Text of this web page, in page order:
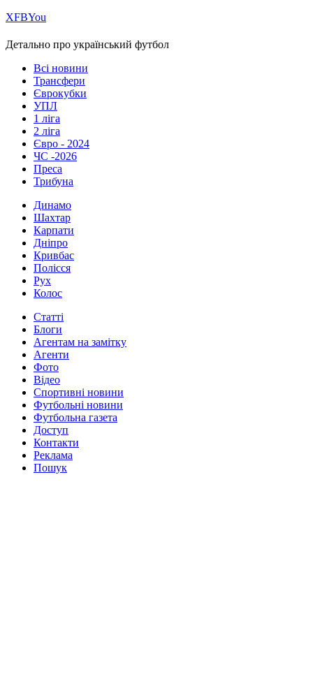
ХFBYou
Детально про український футбол
Всі новини
Трансфери
Єврокубки
УПЛ
1 ліга
2 ліга
Євро - 2024
ЧС -2026
Преса
Трибуна
Динамо
Шахтар
Карпати
Дніпро
Кривбас
Полісся
Рух
Колос
Статті
Блоги
Агентам на замітку
Агенти
Фото
Відео
Спортивні новини
Футбольні новини
Футбольна газета
Доступ
Контакти
Реклама
Пошук